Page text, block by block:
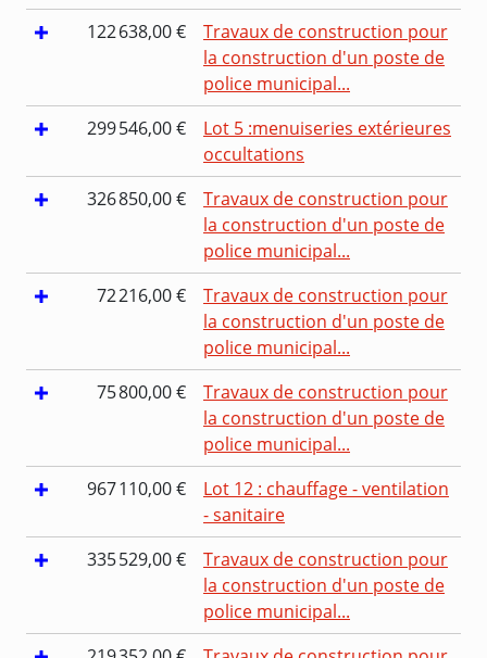
122 638,00 €
Travaux de construction pour
la construction d'un poste de
police municipal...
299 546,00 €
Lot 5 :menuiseries extérieures
occultations
326 850,00 €
Travaux de construction pour
la construction d'un poste de
police municipal...
72 216,00 €
Travaux de construction pour
la construction d'un poste de
police municipal...
75 800,00 €
Travaux de construction pour
la construction d'un poste de
police municipal...
967 110,00 €
Lot 12 : chauffage - ventilation
- sanitaire
335 529,00 €
Travaux de construction pour
la construction d'un poste de
police municipal...